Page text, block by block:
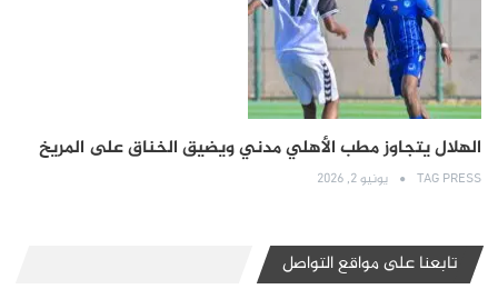
الهلال يتجاوز مطب الأهلي مدني ويضيق الخناق على المريخ
TAG PRESS يونيو 2, 2026
تابعنا على مواقع التواصل